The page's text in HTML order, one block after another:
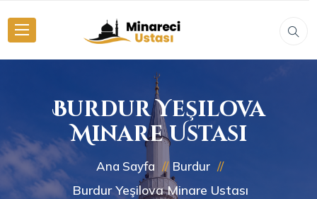
Burdur Yeşilova
Minare Ustası
Ana Sayfa Burdur
Burdur Yeşilova Minare Ustası